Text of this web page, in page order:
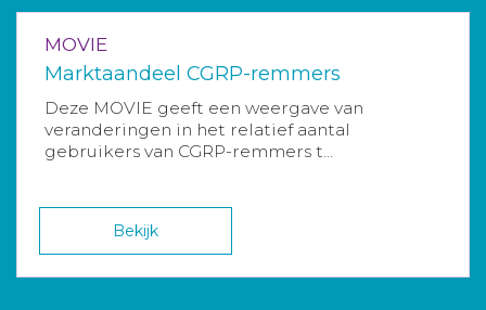
MOVIE
Marktaandeel CGRP-remmers
Deze MOVIE geeft een weergave van
veranderingen in het relatief aantal
gebruikers van CGRP-remmers t...
Bekijk